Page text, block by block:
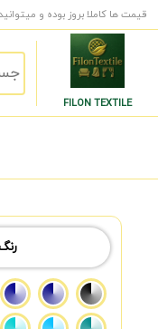
قیمت ها کاملا بروز بوده و میتوانید سریعا
FILON TEXTILE